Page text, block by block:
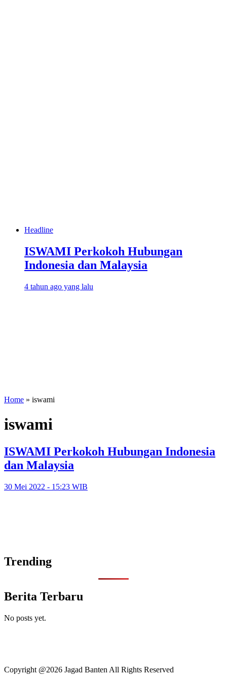
Headline
ISWAMI Perkokoh Hubungan
Indonesia dan Malaysia
4 tahun ago yang lalu
Home » iswami
iswami
ISWAMI Perkokoh Hubungan Indonesia
dan Malaysia
30 Mei 2022 - 15:23 WIB
Trending
Berita Terbaru
No posts yet.
Copyright @2026 Jagad Banten All Rights Reserved